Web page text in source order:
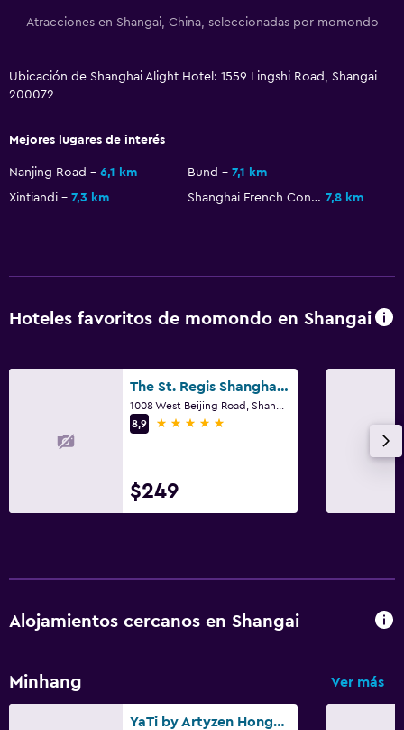
Atracciones en Shangai, China, seleccionadas por momondo
Ubicación de Shanghai Alight Hotel: 1559 Lingshi Road, Shangai
200072
Mejores lugares de interés
Nanjing Road 6,1 km Bund
7,1 km
Xintiandi
7,3 km Shanghai French Concession 7,8 km
Hoteles favoritos de momondo en Shangai
The St. Regis Shanghai Jingan
8,9
5 estrellas
$249
Alojamientos cercanos en Shangai
Minhang Ver más
YaTi by Artyzen Hongqiao Shanghai